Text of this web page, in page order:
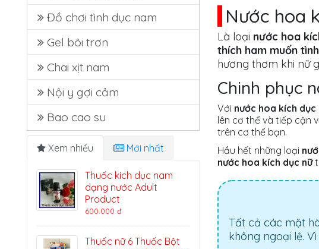
Nước hoa
Là loại nước hoa
thích ham muốn
hương thơm khi nữ
Chinh phục
Với nước hoa kích dục
lên cơ thể và tiếp cận
trên cơ thể bạn.
Hầu hết những loại
nước hoa kích dục nữ
Tất cả các mặt
không ngoại lệ.
Đồ chơi tình dục nam
Gel bôi trơn
Chai xịt nam
Nội y gợi cảm
Bao cao su
Xem nhiều Mới nhất
Thuốc kích dục nam
dạng nước Adult
Product
600.000 đ
Thuốc nữ 6 Thuốc Bột